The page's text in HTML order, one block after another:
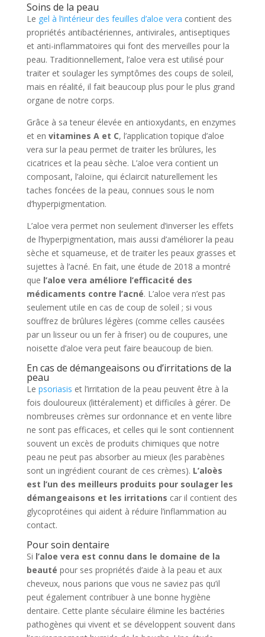
Soins de la peau
Le gel à l’intérieur des feuilles d’aloe vera contient des
propriétés antibactériennes, antivirales, antiseptiques
et anti-inflammatoires qui font des merveilles pour la
peau. Traditionnellement, l’aloe vera est utilisé pour
traiter et soulager les symptômes des coups de soleil,
mais en réalité, il fait beaucoup plus pour le plus grand
organe de notre corps.
Grâce à sa teneur élevée en antioxydants, en enzymes
et en vitamines A et C, l’application topique d’aloe
vera sur la peau permet de traiter les brûlures, les
cicatrices et la peau sèche. L’aloe vera contient un
composant, l’aloïne, qui éclaircit naturellement les
taches foncées de la peau, connues sous le nom
d’hyperpigmentation.
L’aloe vera permet non seulement d’inverser les effets
de l’hyperpigmentation, mais aussi d’améliorer la peau
sèche et squameuse, et de traiter les peaux grasses et
sujettes à l’acné. En fait, une étude de 2018 a montré
que l’aloe vera améliore l’efficacité des
médicaments contre l’acné. L’aloe vera n’est pas
seulement utile en cas de coup de soleil ; si vous
souffrez de brûlures légères (comme celles causées
par un lisseur ou un fer à friser) ou de coupures, une
noisette d’aloe vera peut faire beaucoup de bien.
En cas de démangeaisons ou d’irritations de la
peau
Le psoriasis et l’irritation de la peau peuvent être à la
fois douloureux (littéralement) et difficiles à gérer. De
nombreuses crèmes sur ordonnance et en vente libre
ne sont pas efficaces, et celles qui le sont contiennent
souvent un excès de produits chimiques que notre
peau ne peut pas absorber au mieux (les parabènes
sont un ingrédient courant de ces crèmes). L’aloès
est l’un des meilleurs produits pour soulager les
démangeaisons et les irritations car il contient des
glycoprotéines qui aident à réduire l’inflammation au
contact.
Pour soin dentaire
Si l’aloe vera est connu dans le domaine de la
beauté pour ses propriétés d’aide à la peau et aux
cheveux, nous parions que vous ne saviez pas qu’il
peut également contribuer à une bonne hygiène
dentaire. Cette plante séculaire élimine les bactéries
pathogènes qui vivent et se développent souvent dans